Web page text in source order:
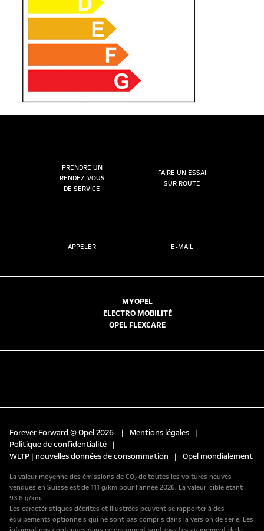
PRENDRE UN
RENDEZ-VOUS
DE SERVICE
FAIRE UN ESSAI
SUR ROUTE
APPELER E-MAIL
MYOPEL
ELECTRO MOBILITÉ
OPEL FLEXCARE
Forever Forward © Opel 2026 | Mentions légales
|
Politique de confidentialité
|
WLTP | nouvelles données de consommation
| Opel mondialement
La valeur moyenne des émissions de CO₂ de toutes les voitures neuves
vendues en Suisse est de 111 g/km pour l’année 2026. La valeur-cible étant
93.6 g/km.
Les caractéristiques décrites et illustrées peuvent se rapporter à des
équipements optionnels qui ne sont pas compris dans la version de série. Les